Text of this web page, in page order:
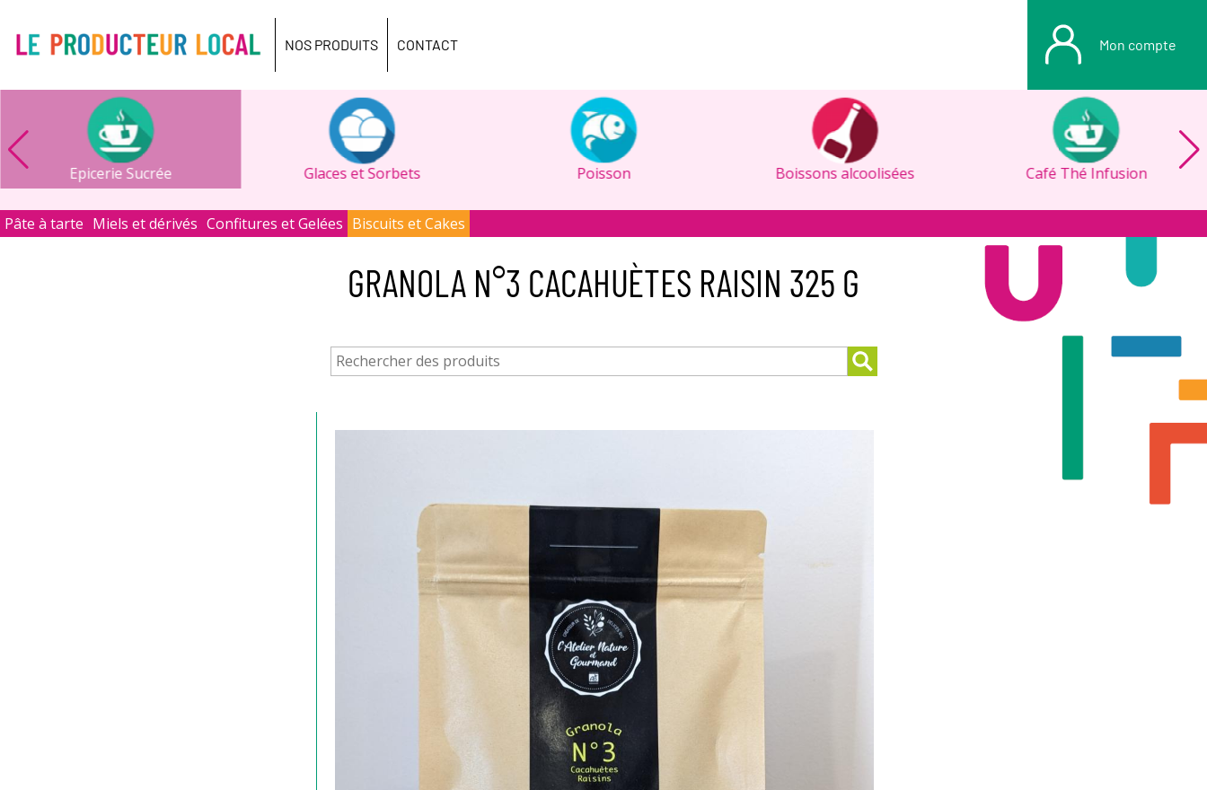
local
-
Guillaume
NOS PRODUITS CONTACT Mon compte
Epicerie Sucrée Glaces et Sorbets Poisson Boissons alcoolisées Café Thé Infusion
Pâte à tarte Miels et dérivés Confitures et Gelées Biscuits et Cakes
GRANOLA N°3 CACAHUÈTES RAISIN 325 G